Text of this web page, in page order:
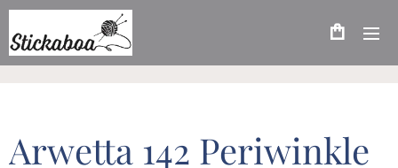
Arwetta 142 Periwinkle